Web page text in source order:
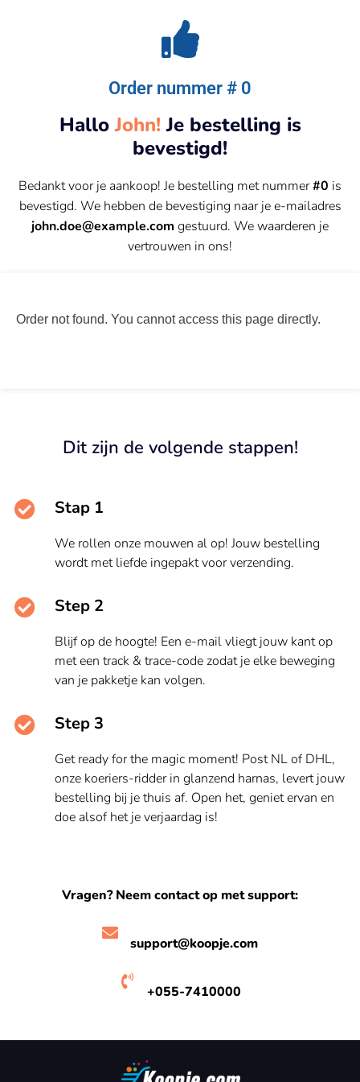
Order nummer # 0
HalloJohn! Je bestelling is
bevestigd!
Bedankt voor je aankoop! Je bestelling met nummer#0 is
bevestigd. We hebben de bevestiging naar je e-mailadres
john.doe@example.com gestuurd. We waarderen je
vertrouwen in ons!
Order not found. You cannot access this page directly.
Dit zijn de volgende stappen!
Stap 1
We rollen onze mouwen al op! Jouw bestelling
wordt met liefde ingepakt voor verzending.
Step 2
Blijf op de hoogte! Een e-mail vliegt jouw kant op
met een track & trace-code zodat je elke beweging
van je pakketje kan volgen.
Step 3
Get ready for the magic moment! Post NL of DHL,
onze koeriers-ridder in glanzend harnas, levert jouw
bestelling bij je thuis af. Open het, geniet ervan en
doe alsof het je verjaardag is!
Vragen? Neem contact op met support:
support@koopje.com
+055-7410000